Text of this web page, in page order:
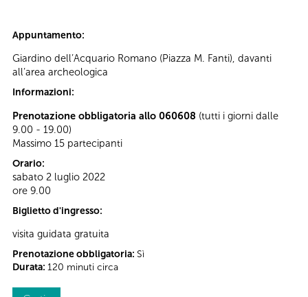
Appuntamento:
Giardino dell’Acquario Romano (Piazza M. Fanti), davanti
all’area archeologica
Informazioni:
Prenotazione obbligatoria allo 060608 (tutti i giorni dalle
9.00 - 19.00)
Massimo 15 partecipanti
Orario:
sabato 2 luglio 2022
ore 9.00
Biglietto d'ingresso:
visita guidata gratuita
Prenotazione obbligatoria: Sì
Durata: 120 minuti circa